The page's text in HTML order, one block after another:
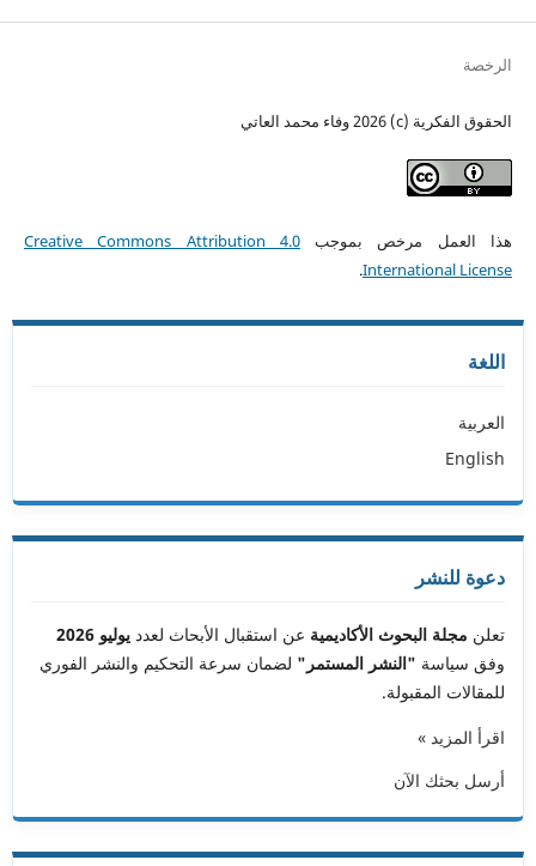
الرخصة
الحقوق الفكرية (c) 2026 وفاء محمد العاتي
هذا العمل مرخص بموجبCreative Commons Attribution 4.0
International License
.
اللغة
العربية
English
دعوة للنشر
تعلن مجلة البحوث الأكاديمية عن استقبال الأبحاث لعدد يوليو 2026
وفق سياسة "النشر المستمر" لضمان سرعة التحكيم والنشر الفوري
للمقالات المقبولة.
اقرأ المزيد »
أرسل بحثك الآن